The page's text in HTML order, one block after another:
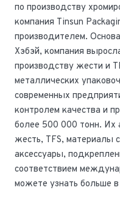
по производству
компания Tinsun
производителем.
Хэбэй, компания
производству жести и
металлических
современных
контролем качества и
более 500 000 тонн. Их
жесть, TFS, материалы
аксессуары,
соответствием
можете узнать больше в